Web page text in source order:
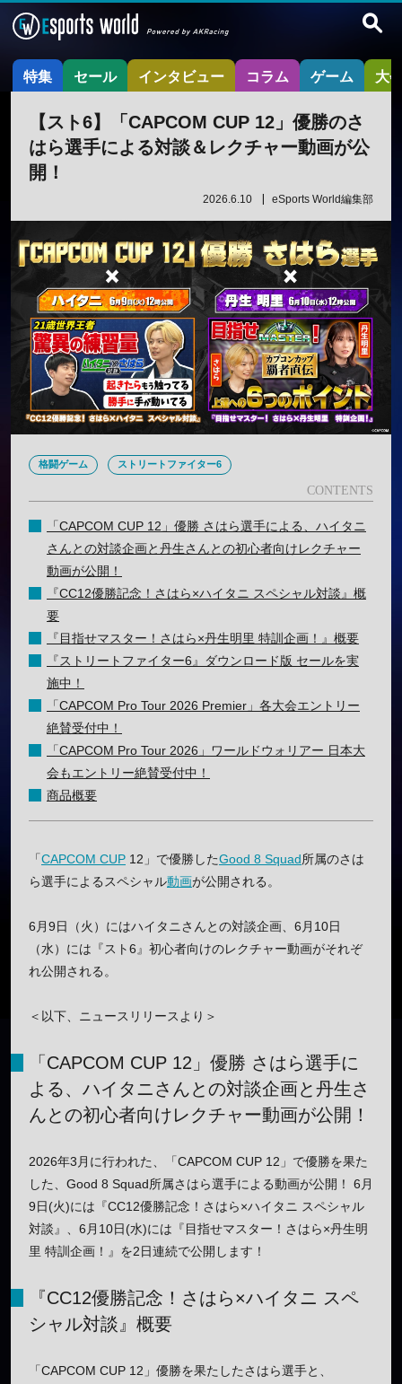
特集 セール インタビュー コラム ゲーム 大
【スト6】「CAPCOM CUP 12」優勝のさ
はら選手による対談＆レクチャー動画が公
開！
2026.6.10 eSports World編集部
格闘ゲーム ストリートファイター6
「CAPCOM CUP 12」優勝 さはら選手による、ハイタニ
さんとの対談企画と丹生さんとの初心者向けレクチャー
動画が公開！
『CC12優勝記念！さはら×ハイタニ スペシャル対談』概
要
『目指せマスター！さはら×丹生明里 特訓企画！』概要
『ストリートファイター6』ダウンロード版 セールを実
施中！
「CAPCOM Pro Tour 2026 Premier」各大会エントリー
絶賛受付中！
「CAPCOM Pro Tour 2026」ワールドウォリアー 日本大
会もエントリー絶賛受付中！
商品概要
「CAPCOM CUP 12」で優勝したGood 8 Squad所属のさは
ら選手によるスペシャル動画が公開される。
6月9日（火）にはハイタニさんとの対談企画、6月10日
（水）には『スト6』初心者向けのレクチャー動画がそれぞ
れ公開される。
＜以下、ニュースリリースより＞
「CAPCOM CUP 12」優勝 さはら選手に
よる、ハイタニさんとの対談企画と丹生さ
んとの初心者向けレクチャー動画が公開！
2026年3月に行われた、「CAPCOM CUP 12」で優勝を果た
した、Good 8 Squad所属さはら選手による動画が公開！ 6月
9日(火)には『CC12優勝記念！さはら×ハイタニ スペシャル
対談』、6月10日(水)には『目指せマスター！さはら×丹生明
里 特訓企画！』を2日連続で公開します！
『CC12優勝記念！さはら×ハイタニ スペ
シャル対談』概要
「CAPCOM CUP 12」優勝を果たしたさはら選手と、